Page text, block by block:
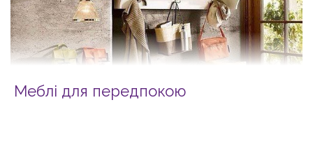
Меблі для передпокою